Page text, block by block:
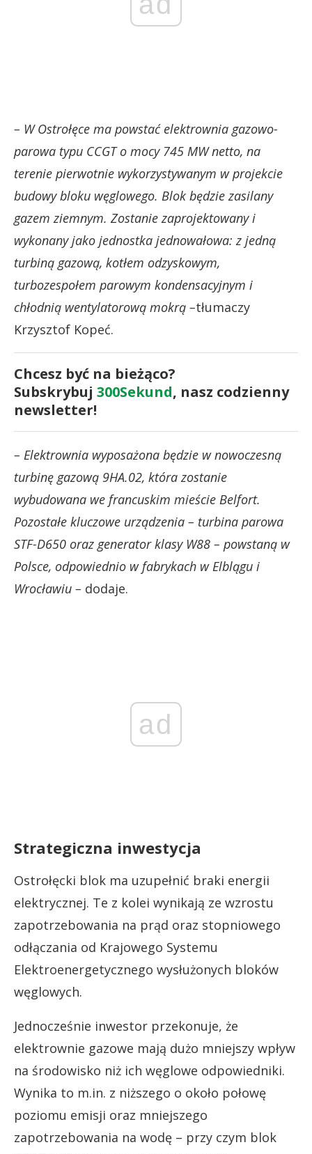
– W Ostrołęce ma powstać elektrownia gazowo-
parowa typu CCGT o mocy 745 MW netto, na
terenie pierwotnie wykorzystywanym w projekcie
budowy bloku węglowego. Blok będzie zasilany
gazem ziemnym. Zostanie zaprojektowany i
wykonany jako jednostka jednowałowa: z jedną
turbiną gazową, kotłem odzyskowym,
turbozespołem parowym kondensacyjnym i
chłodnią wentylatorową mokrą –tłumaczy
Krzysztof Kopeć.
Chcesz być na bieżąco?
Subskrybuj 300Sekund, nasz codzienny
newsletter!
– Elektrownia wyposażona będzie w nowoczesną
turbinę gazową 9HA.02, która zostanie
wybudowana we francuskim mieście Belfort.
Pozostałe kluczowe urządzenia – turbina parowa
STF-D650 oraz generator klasy W88 – powstaną w
Polsce, odpowiednio w fabrykach w Elblągu i
Wrocławiu – dodaje.
ad
Strategiczna inwestycja
Ostrołęcki blok ma uzupełnić braki energii
elektrycznej. Te z kolei wynikają ze wzrostu
zapotrzebowania na prąd oraz stopniowego
odłączania od Krajowego Systemu
Elektroenergetycznego wysłużonych bloków
węglowych.
Jednocześnie inwestor przekonuje, że
elektrownie gazowe mają dużo mniejszy wpływ
na środowisko niż ich węglowe odpowiedniki.
Wynika to m.in. z niższego o około połowę
poziomu emisji oraz mniejszego
zapotrzebowania na wodę – przy czym blok